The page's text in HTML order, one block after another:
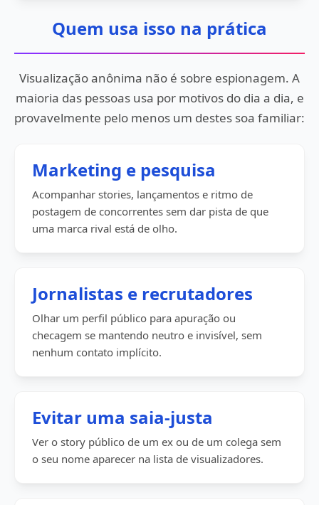
Quem usa isso na prática
Visualização anônima não é sobre espionagem. A
maioria das pessoas usa por motivos do dia a dia, e
provavelmente pelo menos um destes soa familiar:
Marketing e pesquisa
Acompanhar stories, lançamentos e ritmo de
postagem de concorrentes sem dar pista de que
uma marca rival está de olho.
Jornalistas e recrutadores
Olhar um perfil público para apuração ou
checagem se mantendo neutro e invisível, sem
nenhum contato implícito.
Evitar uma saia-justa
Ver o story público de um ex ou de um colega sem
o seu nome aparecer na lista de visualizadores.